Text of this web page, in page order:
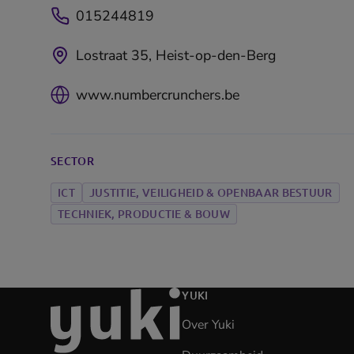
015244819
Lostraat 35, Heist-op-den-Berg
www.numbercrunchers.be
SECTOR
ICT
JUSTITIE, VEILIGHEID & OPENBAAR BESTUUR
TECHNIEK, PRODUCTIE & BOUW
de
YUKI
Over Yuki